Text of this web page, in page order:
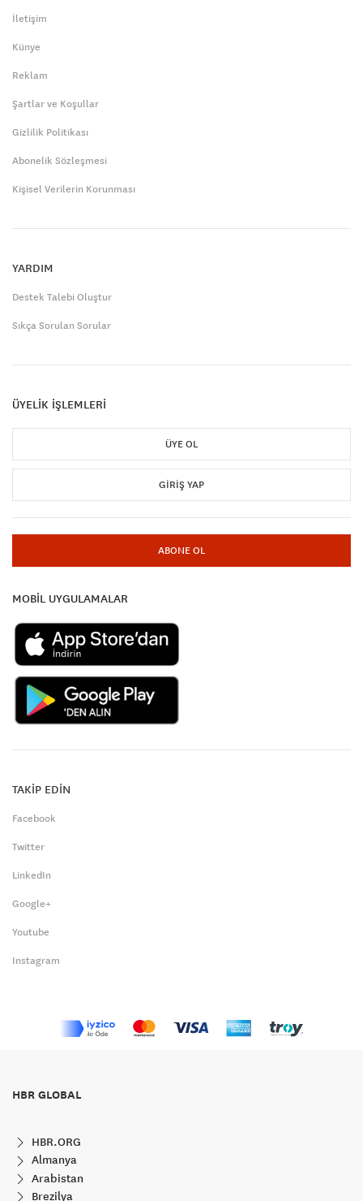
İletişim
Künye
Reklam
Şartlar ve Koşullar
Gizlilik Politikası
Abonelik Sözleşmesi
Kişisel Verilerin Korunması
YARDIM
Destek Talebi Oluştur
Sıkça Sorulan Sorular
ÜYELİK İŞLEMLERİ
ÜYE OL
GIRIŞ YAP
ABONE OL
MOBİL UYGULAMALAR
TAKİP EDİN
Facebook
Twitter
LinkedIn
Google+
Youtube
Instagram
HBR GLOBAL
HBR.ORG
Almanya
Arabistan
Brezilya